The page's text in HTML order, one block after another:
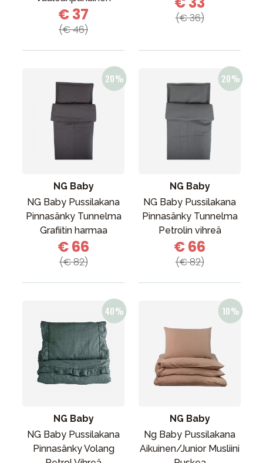
€ 37
(€ 46)
(€ 36)
NG Baby
NG Baby Pussilakana
Pinnasänky Tunnelma
Grafiitin harmaa
€ 66
(€ 82)
NG Baby
NG Baby Pussilakana
Pinnasänky Tunnelma
Petrolin vihreä
€ 66
(€ 82)
NG Baby
NG Baby Pussilakana
Pinnasänky Volang
NG Baby
Ng Baby Pussilakana
Aikuinen/Junior Musliini